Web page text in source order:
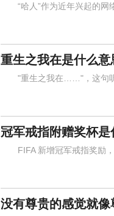
“哈人”作为近年兴起的网
重生之我在是什么意
"重生之我在……"，这句
冠军戒指附赠奖杯是
FIFA 新增冠军戒指奖励，
没有尊贵的感觉就